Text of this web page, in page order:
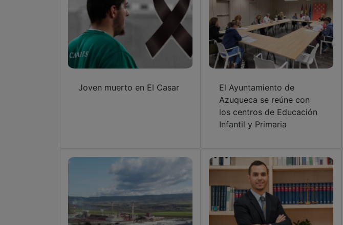
Joven muerto en El Casar
El Ayuntamiento de
Azuqueca se reúne con
los centros de Educación
Infantil y Primaria